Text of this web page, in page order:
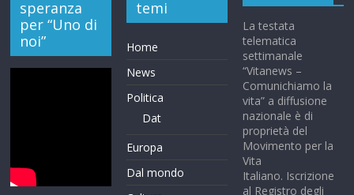
speranza
per “Uno di
noi”
temi
Home
News
Politica
Dat
Europa
Dal mondo
La testata
telematica
settimanale
“Vitanews –
Comunichiamo la
vita” a diffusione
nazionale è di
proprietà del
Movimento per la
Vita
Italiano. Iscrizione
al Registro degli